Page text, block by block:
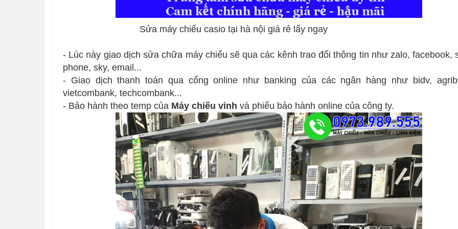
Sửa máy chiếu casio tại hà nội giá rẻ lấy ngay
- Lúc này giao dịch sửa chữa máy chiếu sẽ qua các kênh trao đổi thông tin như zalo, facebook,
phone, sky, email...
- Giao dịch thanh toán qua cổng online như banking của các ngân hàng như bidv,
vietcombank, techcombank...
- Bảo hành theo temp của Máy chiếu vinh và phiếu bảo hành online của công ty.